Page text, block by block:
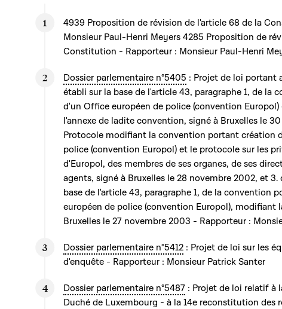
4939 Proposition de révision de l'article 68 de la
Monsieur Paul-Henri Meyers 4285 Proposition de
Constitution - Rapporteur : Monsieur Paul-Henri
Dossier parlementaire n°5405 : Projet de loi portant
établi sur la base de l'article 43, paragraphe 1, de la
d'un Office européen de police (convention
l'annexe de ladite convention, signé à Bruxelles le
Protocole modifiant la convention portant création
police (convention Europol) et le protocole sur les
d'Europol, des membres de ses organes, de ses
agents, signé à Bruxelles le 28 novembre 2002, et
base de l'article 43, paragraphe 1, de la convention
européen de police (convention Europol), modifiant
Bruxelles le 27 novembre 2003 - Rapporteur :
Dossier parlementaire n°5412 : Projet de loi sur les
d'enquête - Rapporteur : Monsieur Patrick Santer
Dossier parlementaire n°5487 : Projet de loi relatif à
Duché de Luxembourg - à la 14e reconstitution des